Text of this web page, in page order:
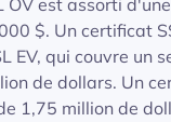
OV est assorti
$. Un certificat
EV, qui couvre
de dollars. Un
1,75 million de